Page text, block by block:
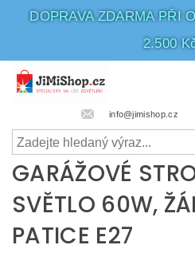
DOPRAVA ZDARMA PŘI
2.500
info@jimishop.cz
GARÁŽOVÉ
SVĚTLO 60W,
PATICE E27